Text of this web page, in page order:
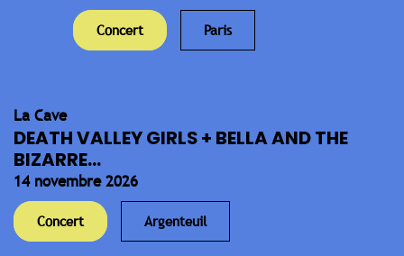
Concert Paris
La Cave
DEATH VALLEY GIRLS + BELLA AND THE
BIZARRE...
14 novembre 2026
Concert Argenteuil